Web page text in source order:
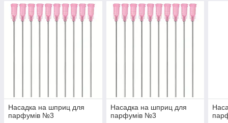
Насадка на шприц для
парфумів №3
Насадка на шприц для
парфумів №3